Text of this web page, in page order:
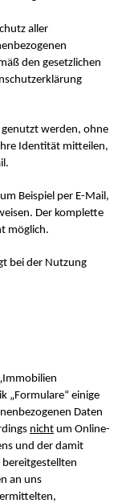
aller
den gesetzlichen
genutzt werden, ohne
Identität mitteilen,
Beispiel per E-Mail,
Der komplette
möglich.
bei der Nutzung
„Formulare“ einige
Daten
nicht um Online-
und der damit
an uns